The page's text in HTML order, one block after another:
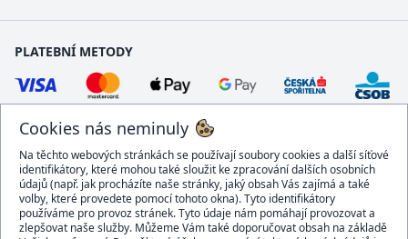
Cookies nás neminuly
Na těchto webových stránkách se používají soubory cookies a další síťové
identifikátory, které mohou také sloužit ke zpracování dalších osobních
údajů (např. jak procházíte naše stránky, jaký obsah Vás zajímá a také
volby, které provedete pomocí tohoto okna). Tyto identifikátory
používáme pro provoz stránek. Tyto údaje nám pomáhají provozovat a
zlepšovat naše služby. Můžeme Vám také doporučovat obsah na základě
PLATEBNÍ METODY
DOPRAVCI